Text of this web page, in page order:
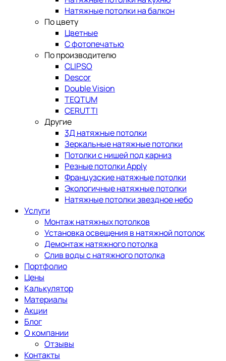
Натяжные потолки на балкон
По цвету
Цветные
С фотопечатью
По производителю
CLIPSO
Descor
Double Vision
TEQTUM
CERUTTI
Другие
3Д натяжные потолки
Зеркальные натяжные потолки
Потолки с нишей под карниз
Резные потолки Apply
Французские натяжные потолки
Экологичные натяжные потолки
Натяжные потолки звездное небо
Услуги
Монтаж натяжных потолков
Установка освещения в натяжной потолок
Демонтаж натяжного потолка
Слив воды с натяжного потолка
Портфолио
Цены
Калькулятор
Материалы
Акции
Блог
О компании
Отзывы
Контакты